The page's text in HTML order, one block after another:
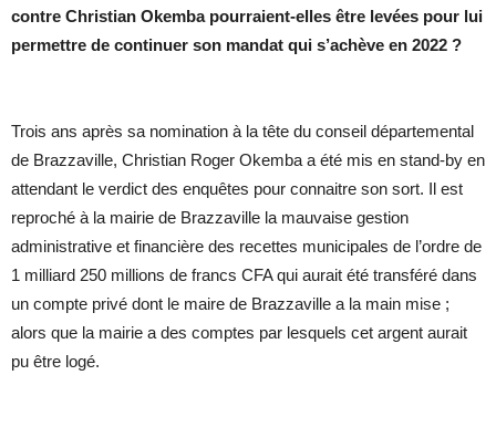
contre Christian Okemba pourraient-elles être levées pour lui
permettre de continuer son mandat qui s’achève en 2022 ?
Trois ans après sa nomination à la tête du conseil départemental
de Brazzaville, Christian Roger Okemba a été mis en stand-by en
attendant le verdict des enquêtes pour connaitre son sort. Il est
reproché à la mairie de Brazzaville la mauvaise gestion
administrative et financière des recettes municipales de l’ordre de
1 milliard 250 millions de francs CFA qui aurait été transféré dans
un compte privé dont le maire de Brazzaville a la main mise ;
alors que la mairie a des comptes par lesquels cet argent aurait
pu être logé.